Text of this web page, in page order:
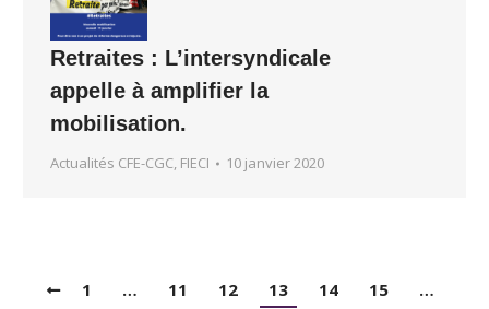
Retraites : L’intersyndicale
appelle à amplifier la
mobilisation.
Actualités CFE-CGC, FIECI 10 janvier 2020
1 … 11 12 13 14 15
…